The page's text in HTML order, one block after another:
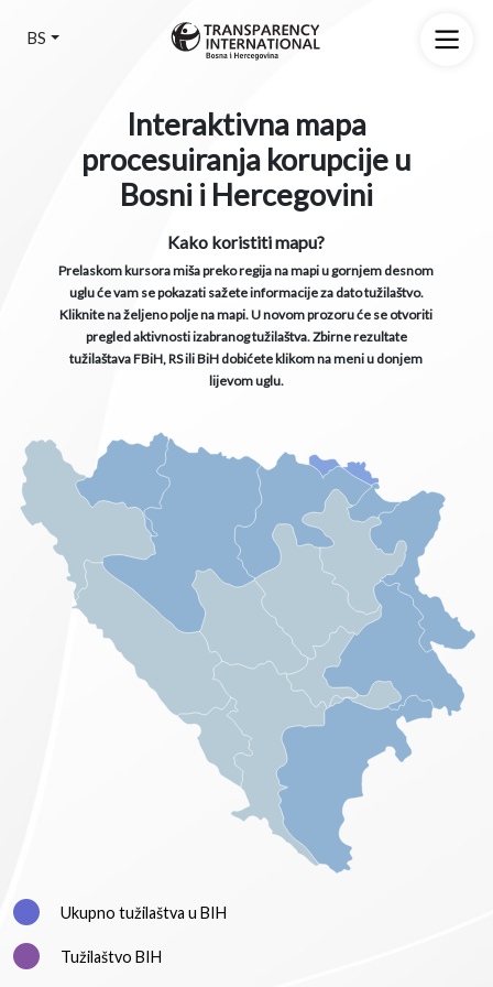
BS
Interaktivna mapa
procesuiranja korupcije u
Bosni i Hercegovini
Kako koristiti mapu?
Prelaskom kursora miša preko regija na mapi u gornjem desnom
uglu će vam se pokazati sažete informacije za dato tužilaštvo.
Kliknite na željeno polje na mapi. U novom prozoru će se otvoriti
pregled aktivnosti izabranog tužilaštva. Zbirne rezultate
tužilaštava FBiH, RS ili BiH dobićete klikom na meni u donjem
lijevom uglu.
Ukupno tužilaštva u BIH
Tužilaštvo BIH